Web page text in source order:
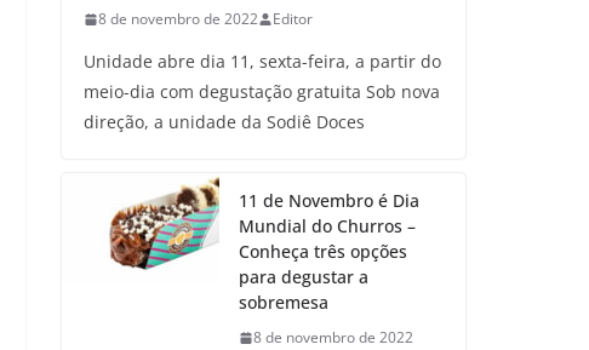
8 de novembro de 2022 Editor
Unidade abre dia 11, sexta-feira, a partir do
meio-dia com degustação gratuita Sob nova
direção, a unidade da Sodiê Doces
11 de Novembro é Dia
Mundial do Churros –
Conheça três opções
para degustar a
sobremesa
8 de novembro de 2022